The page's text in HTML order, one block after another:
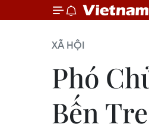
XÃ HỘI
Phó
Bến Tre